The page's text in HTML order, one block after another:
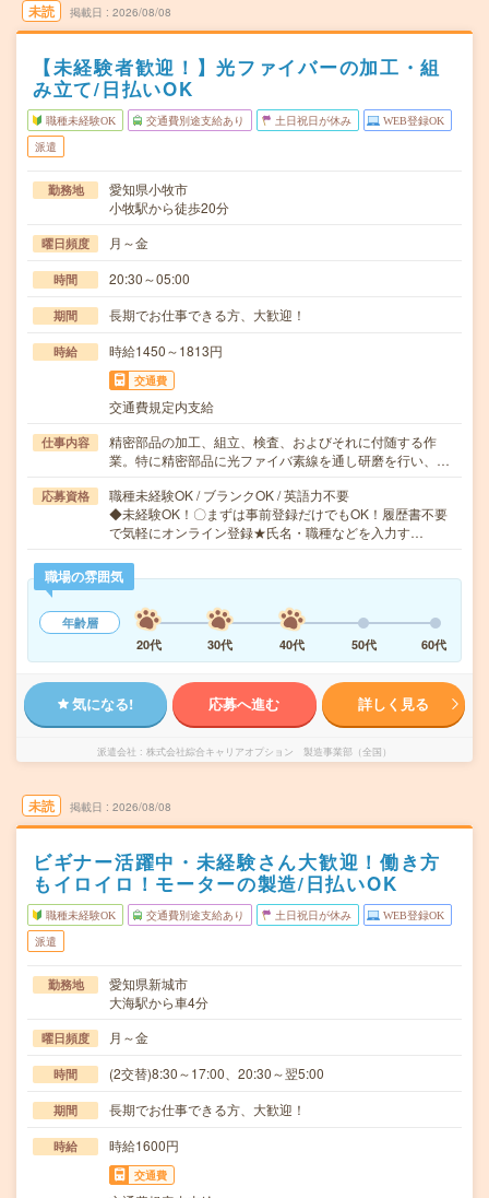
未読 掲載日 2026/08/08
【未経験者歓迎！】光ファイバーの加工・組
み立て/日払いOK
職種未経験OK 交通費別途支給あり 土日祝日が休み WEB登録OK
派遣
勤務地
愛知県小牧市
小牧駅から徒歩20分
曜日頻度 月～金
時間 20:30～05:00
期間 長期でお仕事できる方、大歓迎！
時給 時給1450～1813円
交通費
交通費規定内支給
仕事内容
精密部品の加工、組立、検査、およびそれに付随する作
業。特に精密部品に光ファイバ素線を通し研磨を行い、…
応募資格
職種未経験OK / ブランクOK / 英語力不要
◆未経験OK！〇まずは事前登録だけでもOK！履歴書不要
で気軽にオンライン登録★氏名・職種などを入力す…
職場の雰囲気
年齢層
20代
30代 40代 50代 60代
気になる! 応募へ進む 詳しく見る
派遣会社 株式会社綜合キャリアオプション 製造事業部（全国）
未読 掲載日 2026/08/08
ビギナー活躍中・未経験さん大歓迎！働き方
もイロイロ！モーターの製造/日払いOK
職種未経験OK 交通費別途支給あり 土日祝日が休み WEB登録OK
派遣
勤務地
愛知県新城市
大海駅から車4分
曜日頻度 月～金
時間 (2交替)8:30～17:00、20:30～翌5:00
期間 長期でお仕事できる方、大歓迎！
時給 時給1600円
交通費